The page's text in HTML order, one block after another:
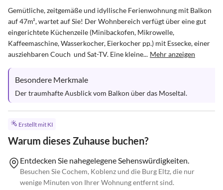
Gemütliche, zeitgemäße und idyllische Ferienwohnung mit Balkon
auf 47m², wartet auf Sie! Der Wohnbereich verfügt über eine gut
eingerichtete Küchenzeile (Minibackofen, Mikrowelle,
Kaffeemaschine, Wasserkocher, Eierkocher pp.) mit Essecke, einer
ausziehbaren Couch  und Sat-TV. Eine kleine... Mehr anzeigen
Besondere Merkmale
Der traumhafte Ausblick vom Balkon über das Moseltal.
Erstellt mit KI
Warum dieses Zuhause buchen?
Entdecken Sie nahegelegene Sehenswürdigkeiten.
Besuchen Sie Cochem, Koblenz und die Burg Eltz, die nur
wenige Minuten von Ihrer Wohnung entfernt sind.